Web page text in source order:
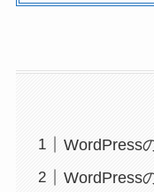
WordPress
WordPress